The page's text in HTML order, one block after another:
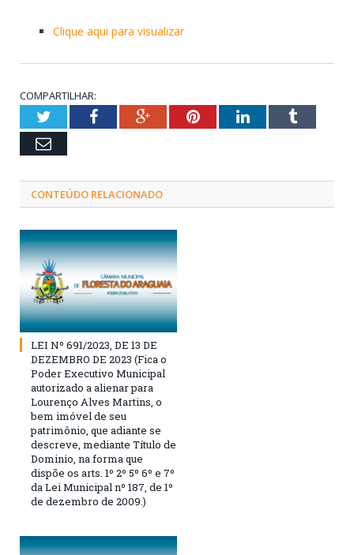
Clique aqui para visualizar
COMPARTILHAR:
TwitterFacebookGoogle+PinterestLinkedInTumblr
Email
CONTEÚDO RELACIONADO
LEI Nº 691/2023, DE 13 DE
DEZEMBRO DE 2023 (Fica o
Poder Executivo Municipal
autorizado a alienar para
Lourenço Alves Martins, o
bem imóvel de seu
patrimônio, que adiante se
descreve, mediante Título de
Dominio, na forma que
dispõe os arts. 1º 2º 5º 6º e 7º
da Lei Municipal nº 187, de 1º
de dezembro de 2009.)